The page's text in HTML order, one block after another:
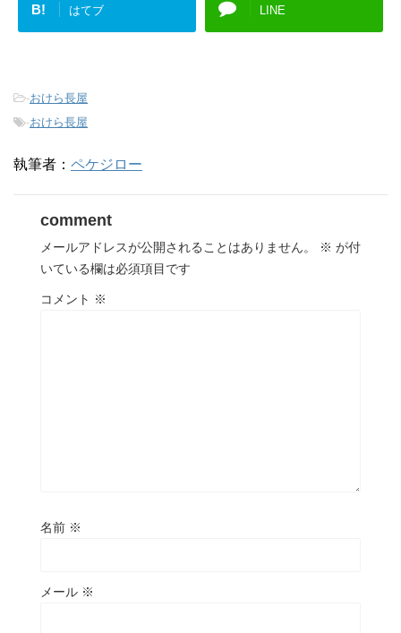
B! はてブ LINE
-おけら長屋
-おけら長屋
執筆者： ペケジロー
comment
メールアドレスが公開されることはありません。 ※ が付
いている欄は必須項目です
コメント ※
名前 ※
メール ※